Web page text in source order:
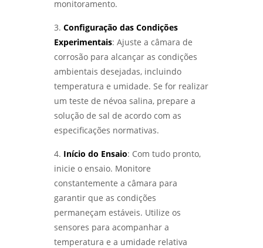
DESCUBRA OS MELHORES LABORATÓRIOS DE
ENSAIOS MECÂNICOS EM SP - LABMETAL
ANÁLISE DE FALHAS EM MÁQUINAS:
IDENTIFIQUE E SOLUCIONE PROBLEMAS
EFICAZMENTE - LABMETAL
COMO ESCOLHER O MELHOR LABORATÓRIO DE
ENSAIOS MECÂNICOS E METALOGRÁFICOS -
COMO ESCOLHER UM LABORATÓRIO DE
ENSAIOS MECÂNICOS E MATERIAIS EFICIENTES
- LABMETAL
SERVIÇO DE QUALIFICAÇÃO DE SOLDADOR
PARA AUMENTAR SUAS OPORTUNIDADES
PROFISSIONAIS - LABMETAL
monitoramento.
3. Configuração das Condições
Experimentais: Ajuste a câmara de
corrosão para alcançar as condições
ambientais desejadas, incluindo
temperatura e umidade. Se for realizar
um teste de névoa salina, prepare a
solução de sal de acordo com as
especificações normativas.
4. Início do Ensaio: Com tudo pronto,
inicie o ensaio. Monitore
constantemente a câmara para
garantir que as condições
permaneçam estáveis. Utilize os
sensores para acompanhar a
temperatura e a umidade relativa